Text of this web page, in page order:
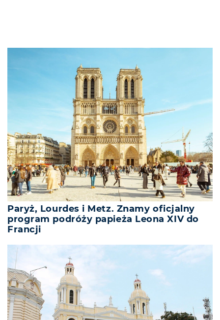
Paryż, Lourdes i Metz. Znamy oficjalny
program podróży papieża Leona XIV do
Francji